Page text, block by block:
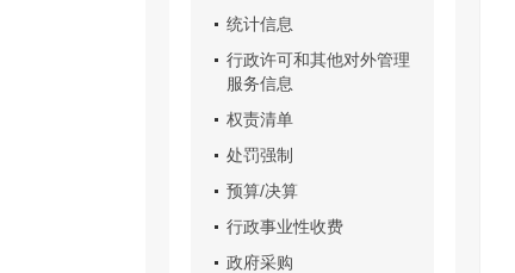
统计信息
行政许可和其他对外管理
服务信息
权责清单
处罚强制
预算/决算
行政事业性收费
政府采购